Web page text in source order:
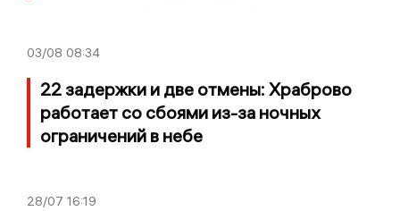
03/08 08:34
22 задержки и две отмены: Храброво
работает со сбоями из-за ночных
ограничений в небе
28/07 16:19